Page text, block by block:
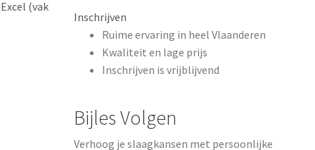
(vak
Inschrijven
Ruime ervaring in heel Vlaanderen
Kwaliteit en lage prijs
Inschrijven is vrijblijvend
Bijles Volgen
Verhoog je slaagkansen met persoonlijke